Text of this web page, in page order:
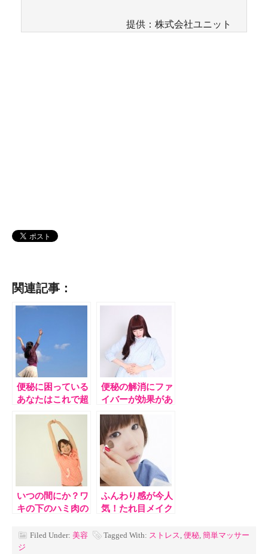
提供：株式会社ユニット
関連記事：
便秘に困っている
あなたはこれで超
リ！！厳選8個！
便秘の解消にファ
イバーが効果があ
いつの間にか？ワ
キの下のハミ肉の
ク！
ふんわり感が今人
気！たれ目メイク
Filed Under: 美容 Tagged With: ストレス 便秘 簡単マッサー
ジ